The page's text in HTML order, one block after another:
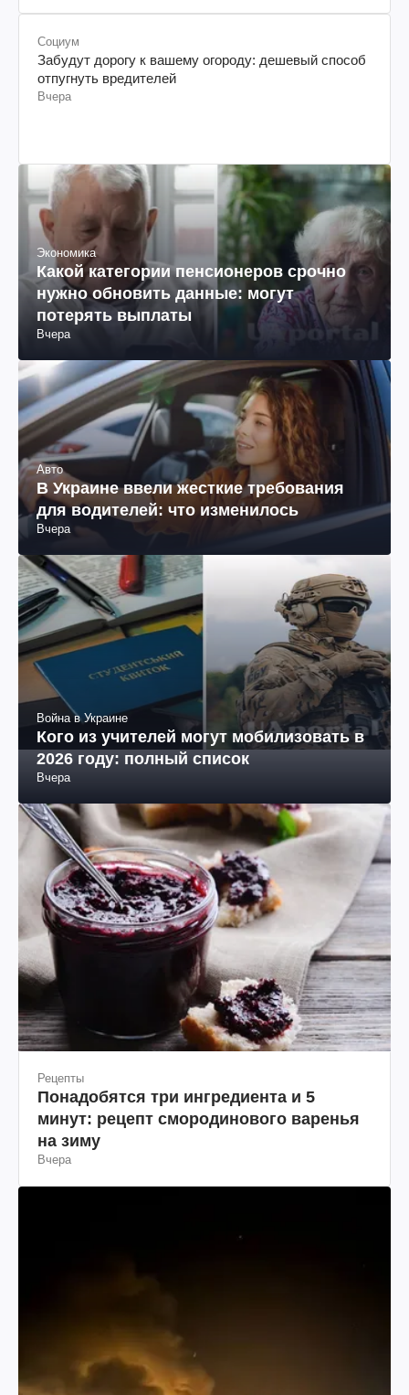
Социум
Забудут дорогу к вашему огороду: дешевый способ
отпугнуть вредителей
Экономика
Какой категории пенсионеров срочно
нужно обновить данные: могут
потерять выплаты
Авто
В Украине ввели жесткие требования
для водителей: что изменилось
Война в Украине
Кого из учителей могут мобилизовать в
2026 году: полный список
Рецепты
Понадобятся три ингредиента и 5
минут: рецепт смородинового варенья
на зиму